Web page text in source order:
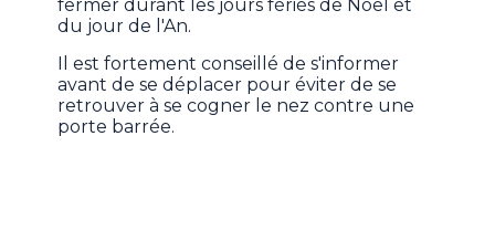
fermer durant les jours fériés de Noël et
du jour de l'An.
Il est fortement conseillé de s'informer
avant de se déplacer pour éviter de se
retrouver à se cogner le nez contre une
porte barrée.